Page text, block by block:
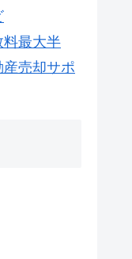
料最大半
売却サポ